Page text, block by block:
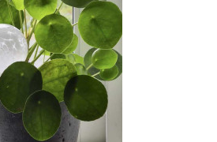
mot hverandre med tåsokker.